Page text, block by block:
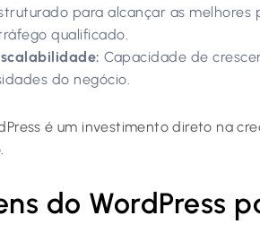
para alcançar as melhores
qualificado.
Capacidade de
do negócio.
é um investimento direto na
do WordPress